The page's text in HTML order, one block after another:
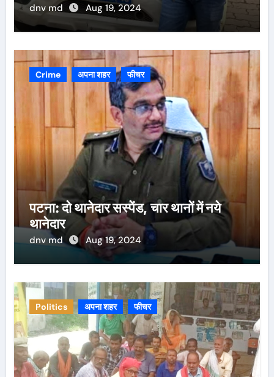
dnv md Aug 19, 2024
Crime अपना शहर फीचर
पटना: दो थानेदार सस्पेंड, चार थानों में नये
थानेदार
dnv md Aug 19, 2024
Politics अपना शहर फीचर